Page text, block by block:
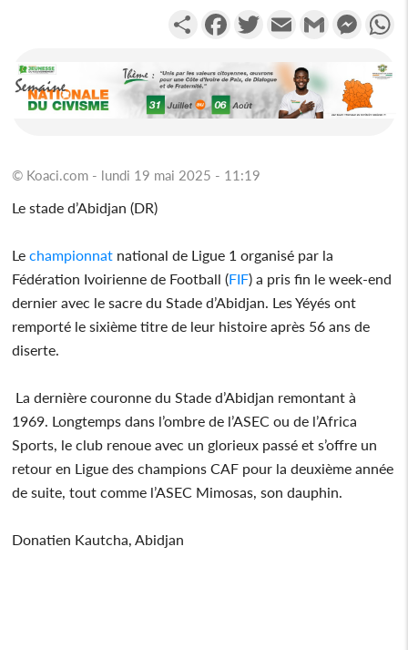
PartagerFacebookTwitterEmail Gmail
© Koaci.com - lundi 19 mai 2025 - 11:19
Le stade d’Abidjan (DR)
Lechampionnat national de Ligue 1 organisé par la
Fédération Ivoirienne de Football (FIF) a pris fin le week-end
dernier avec le sacre du Stade d’Abidjan. Les Yéyés ont
remporté le sixième titre de leur histoire après 56 ans de
diserte.
La dernière couronne du Stade d’Abidjan remontant à
1969. Longtemps dans l’ombre de l’ASEC ou de l’Africa
Sports, le club renoue avec un glorieux passé et s’offre un
retour en Ligue des champions CAF pour la deuxième année
de suite, tout comme l’ASEC Mimosas, son dauphin.
Donatien Kautcha, Abidjan